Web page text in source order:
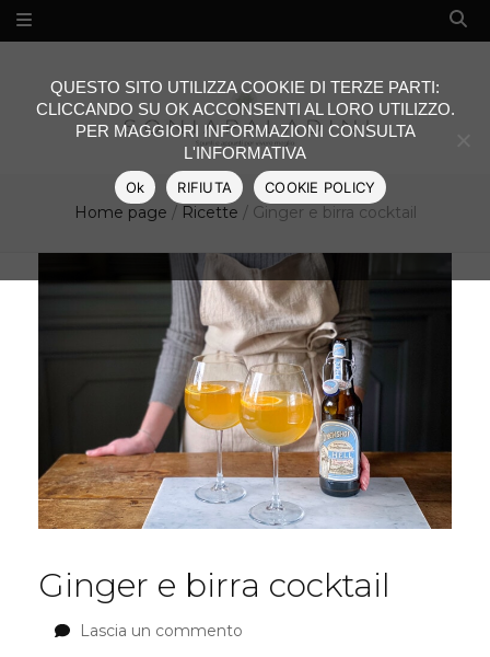
Home page / Ricette / Ginger e birra cocktail
Ginger e birra cocktail
Lascia un commento
QUESTO SITO UTILIZZA COOKIE DI TERZE PARTI:
CLICCANDO SU OK ACCONSENTI AL LORO UTILIZZO.
PER MAGGIORI INFORMAZIONI CONSULTA
L'INFORMATIVA
Ok RIFIUTA COOKIE POLICY